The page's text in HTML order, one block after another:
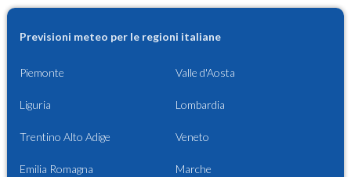
Previsioni meteo per le regioni italiane
Piemonte Valle d'Aosta
Liguria Lombardia
Trentino Alto Adige Veneto
Emilia Romagna Marche